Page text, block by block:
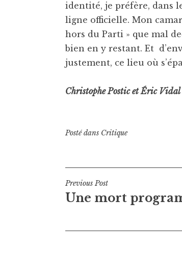
identité, je préfère, dans
ligne officielle. Mon
hors du Parti » que mal
bien en y restant. Et
justement, ce lieu où
Christophe Postic et Éric Vidal
Posté dans Critique
Navigation
de
Previous Post
Une mort